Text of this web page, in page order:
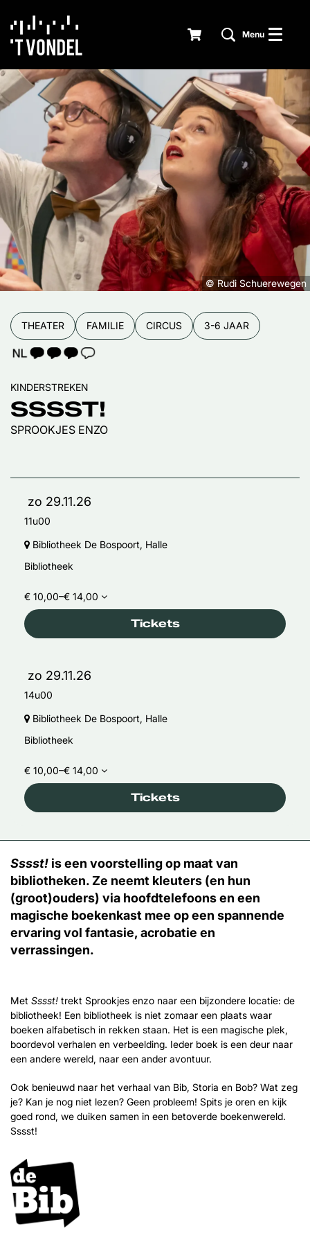
Menu
© Rudi Schuerewegen
THEATER FAMILIE CIRCUS 3-6 JAAR
TAALICOON 3
SSSST!
SPROOKJES ENZO
KINDERSTREKEN
zo 29.11.26
11u00
Bibliotheek De Bospoort, Halle
Bibliotheek
€ 10,00–€ 14,00
Tickets
zo 29.11.26
14u00
Bibliotheek De Bospoort, Halle
Bibliotheek
€ 10,00–€ 14,00
Tickets
Sssst! is een voorstelling op maat van
bibliotheken. Ze neemt kleuters (en hun
(groot)ouders) via hoofdtelefoons en een
magische boekenkast mee op een spannende
ervaring vol fantasie, acrobatie en
verrassingen.
Met Sssst! trekt Sprookjes enzo naar een bijzondere locatie: de
bibliotheek! Een bibliotheek is niet zomaar een plaats waar
boeken alfabetisch in rekken staan. Het is een magische plek,
boordevol verhalen en verbeelding. Ieder boek is een deur naar
een andere wereld, naar een ander avontuur.
Ook benieuwd naar het verhaal van Bib, Storia en Bob? Wat zeg
je? Kan je nog niet lezen? Geen probleem! Spits je oren en kijk
goed rond, we duiken samen in een betoverde boekenwereld.
Sssst!